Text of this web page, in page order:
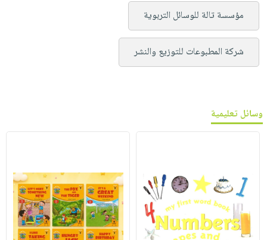
مؤسسة تالة للوسائل التربوية
شركة المطبوعات للتوزيع والنشر
وسائل تعليمية